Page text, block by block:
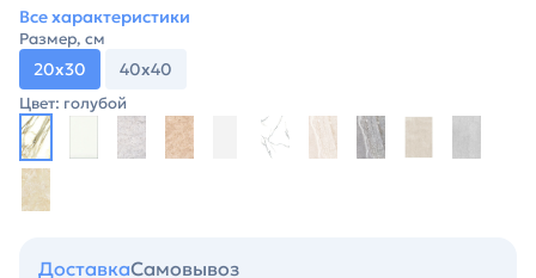
Все характеристики
Размер, см
20х30 40х40
Цвет: голубой
ДоставкаСамовывоз